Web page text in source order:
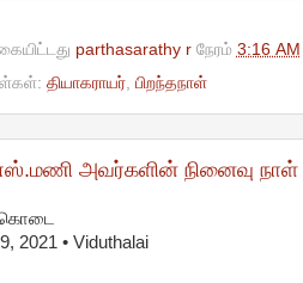
parthasarathy r நேரம் 3:16 AM
தியாகராயர், பிறந்தநாள்
அவர்களின் நினைவு
2021 • Viduthalai